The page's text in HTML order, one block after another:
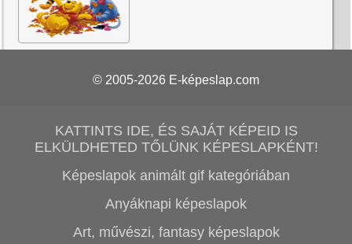
© 2005-2026 E-képeslap.com
KATTINTS IDE, ÉS SAJÁT KÉPEID IS
ELKÜLDHETED TŐLÜNK KÉPESLAPKÉNT!
Képeslapok animált gif kategóriában
Anyáknapi képeslapok
Art, művészi, fantasy képeslapok